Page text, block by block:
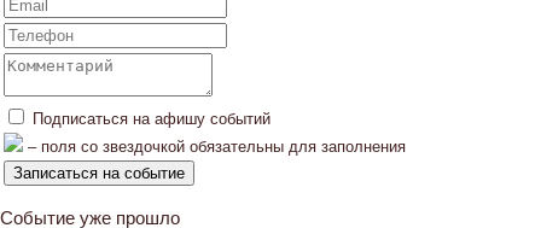
Подписаться на афишу событий
– поля со звездочкой обязательны для заполнения
Событие уже прошло